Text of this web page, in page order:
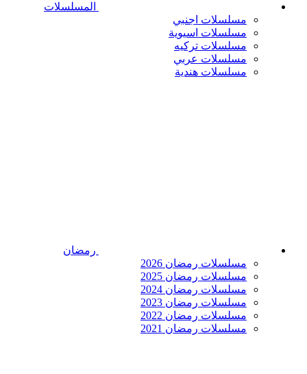
المسلسلات
مسلسلات اجنبي
مسلسلات اسيوية
مسلسلات تركيه
مسلسلات عربي
مسلسلات هندية
رمضان
مسلسلات رمضان 2026
مسلسلات رمضان 2025
مسلسلات رمضان 2024
مسلسلات رمضان 2023
مسلسلات رمضان 2022
مسلسلات رمضان 2021